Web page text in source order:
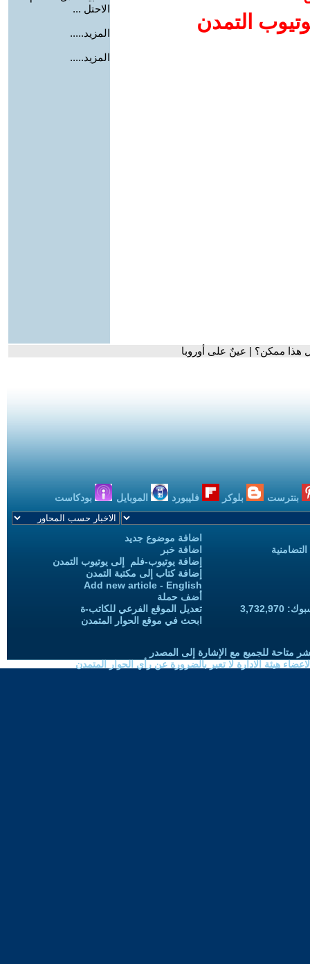
التمدن
الاحتل ...
المزيد.....
المزيد.....
هذا ممكن؟ | عينٌ على أوروبا
بنترست بلوكر فليبورد الموبايل بودكاست
اضافة موضوع جديد
اضافة خبر
إضافة يوتيوب-فلم إلى يوتيوب التمدن
إضافة كتاب إلى مكتبة التمدن
Add new article - English
أضف حملة
تعديل الموقع الفرعي للكاتب-ة
ابحث في موقع الحوار المتمدن
متاحة للجميع مع الإشارة إلى المصدر
هيئة الادارة لا تعبر بالضرورة عن رأي الحوار المتمدن